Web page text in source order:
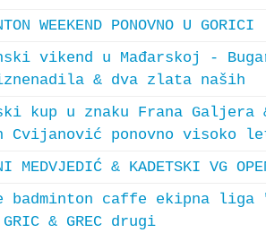
WEEKEND PONOVNO U GORICI
vikend u Mađarskoj -
& dva zlata naših
kup u znaku Frana Galjera
Cvijanović ponovno visoko
MEDVJEDIĆ & KADETSKI VG
badminton caffe ekipna liga
& GREC drugi